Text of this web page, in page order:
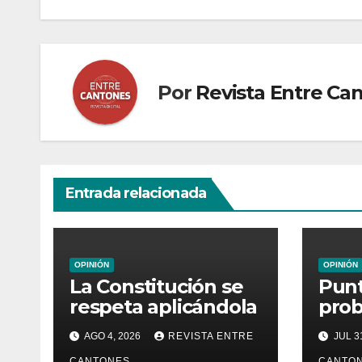
entradas
Por Revista Entre
Entrada relacionada
OPINIÓN
La Constitución se
respeta aplicándola
AGO 4, 2026 REVISTA ENTRE
OPINIÓN
JUL